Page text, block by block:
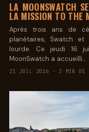
LA MOONSWATCH
LA MISSION TO THE
Après trois ans de
planétaires, Swatch et
lourde. Ce jeudi 16
MoonSwatch a accueilli…
21 JUIL 2026 · 3 MIN DE